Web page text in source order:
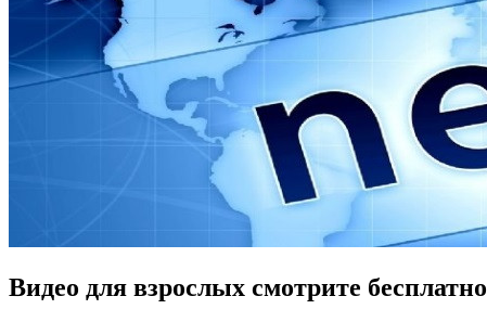
Видео для взрослых смотрите бесплатно